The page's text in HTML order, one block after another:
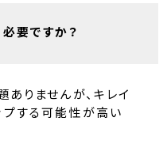
要ですか？
りませんが、キレイ
する可能性が高い